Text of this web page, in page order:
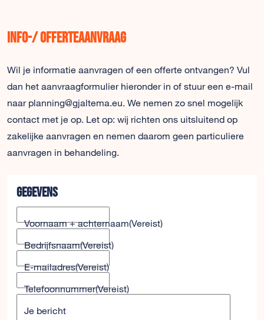
Info-/ offerteaanvraag
Wil je informatie aanvragen of een offerte ontvangen? Vul
dan het aanvraagformulier hieronder in of stuur een e-mail
naar planning@gjaltema.eu. We nemen zo snel mogelijk
contact met je op. Let op: wij richten ons uitsluitend op
zakelijke aanvragen en nemen daarom geen particuliere
aanvragen in behandeling.
Gegevens
Voornaam + achternaam(Vereist)
Bedrijfsnaam(Vereist)
E-mailadres(Vereist)
Telefoonnummer(Vereist)
Je bericht